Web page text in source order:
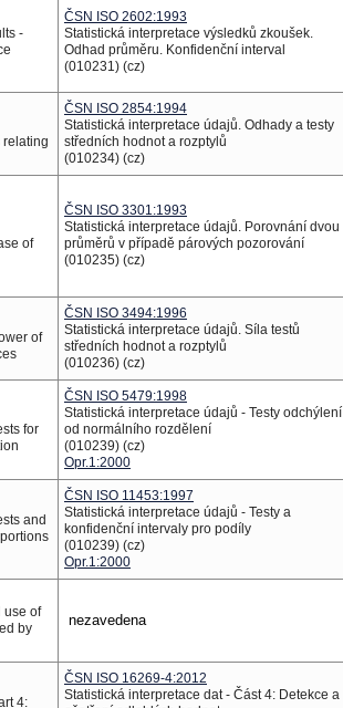
-
ČSN ISO 2602:1993
Statistická interpretace výsledků zkoušek.
Odhad průměru. Konfidenční interval
(010231) (cz)
relating
ČSN ISO 2854:1994
Statistická interpretace údajů. Odhady a testy
středních hodnot a rozptylů
(010234) (cz)
of
ČSN ISO 3301:1993
Statistická interpretace údajů. Porovnání dvou
průměrů v případě párových pozorování
(010235) (cz)
of
ČSN ISO 3494:1996
Statistická interpretace údajů. Síla testů
středních hodnot a rozptylů
(010236) (cz)
for
ČSN ISO 5479:1998
Statistická interpretace údajů - Testy odchýlení
od normálního rozdělení
(010239) (cz)
Opr.1:2000
and
ČSN ISO 11453:1997
Statistická interpretace údajů - Testy a
konfidenční intervaly pro podíly
(010239) (cz)
Opr.1:2000
use of
by
nezavedena
4:
ČSN ISO 16269-4:2012
Statistická interpretace dat - Část 4: Detekce a